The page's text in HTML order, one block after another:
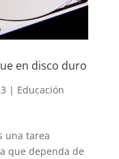
en disco duro
| Educación
una tarea
que dependa de